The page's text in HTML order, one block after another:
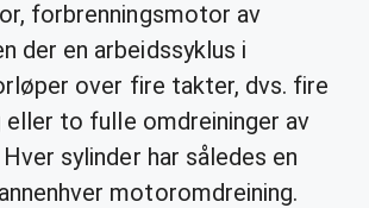
forbrenningsmotor av
der en arbeidssyklus i
over fire takter, dvs. fire
to fulle omdreininger av
sylinder har således en
motoromdreining.